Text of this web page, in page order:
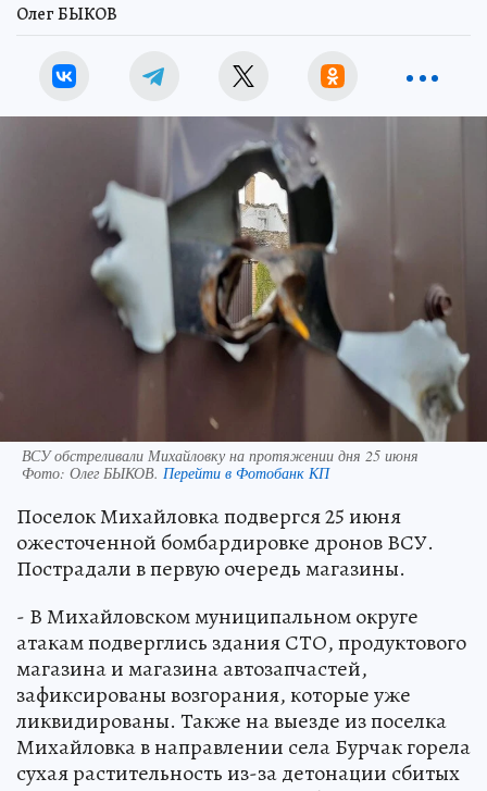
Олег БЫКОВ
ВСУ обстреливали Михайловку на протяжении дня 25 июня
Фото: Олег БЫКОВ. Перейти в Фотобанк КП
Поселок Михайловка подвергся 25 июня
ожесточенной бомбардировке дронов ВСУ.
Пострадали в первую очередь магазины.
- В Михайловском муниципальном округе
атакам подверглись здания СТО, продуктового
магазина и магазина автозапчастей,
зафиксированы возгорания, которые уже
ликвидированы. Также на выезде из поселка
Михайловка в направлении села Бурчак горела
сухая растительность из-за детонации сбитых